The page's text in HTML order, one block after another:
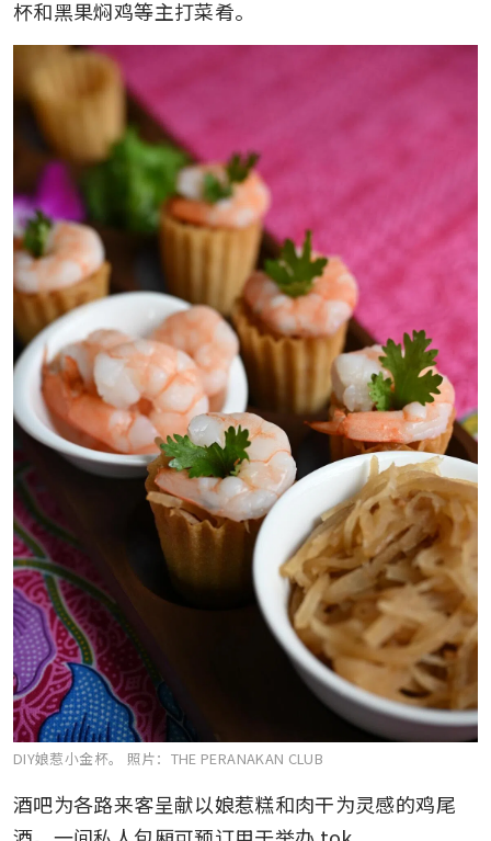
杯和黑果焖鸡等主打菜肴。
DIY娘惹小金杯。 照片：THE PERANAKAN CLUB
酒吧为各路来客呈献以娘惹糕和肉干为灵感的鸡尾